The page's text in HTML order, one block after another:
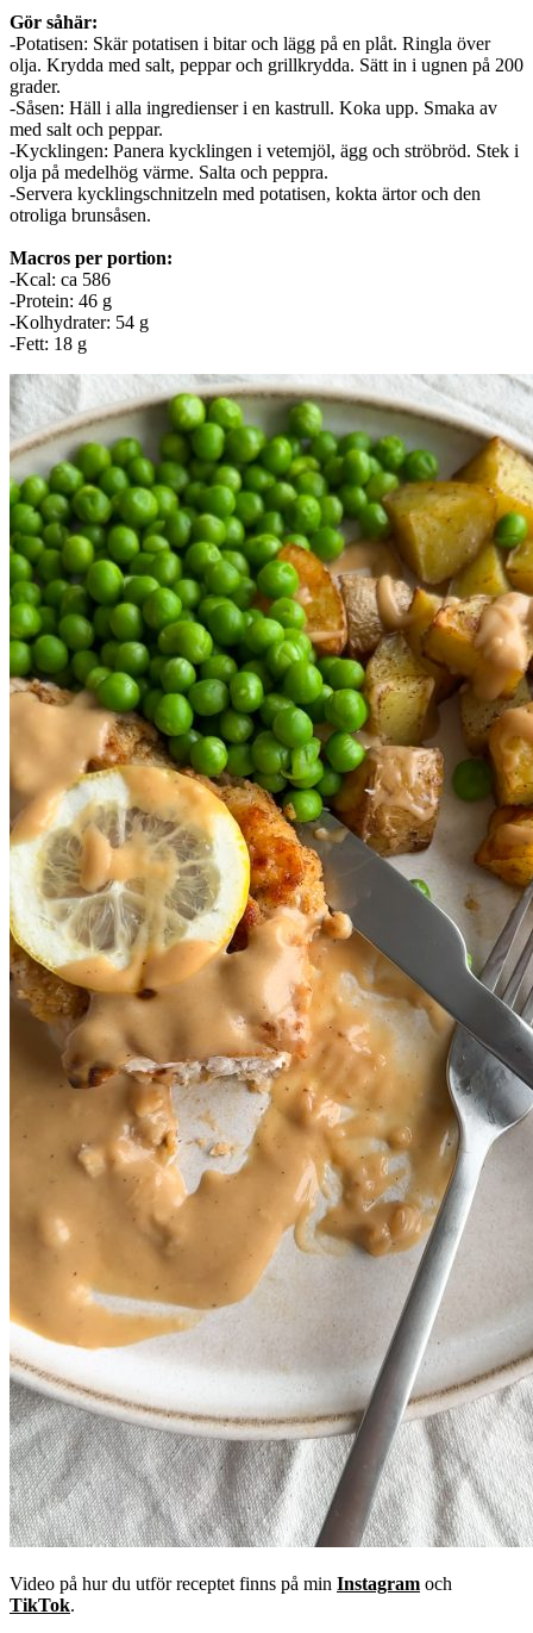
Gör såhär:
-Potatisen: Skär potatisen i bitar och lägg på en plåt. Ringla över
olja. Krydda med salt, peppar och grillkrydda. Sätt in i ugnen på 200
grader.
-Såsen: Häll i alla ingredienser i en kastrull. Koka upp. Smaka av
med salt och peppar.
-Kycklingen: Panera kycklingen i vetemjöl, ägg och ströbröd. Stek i
olja på medelhög värme. Salta och peppra.
-Servera kycklingschnitzeln med potatisen, kokta ärtor och den
otroliga brunsåsen.
Macros per portion:
-Kcal: ca 586
-Protein: 46 g
-Kolhydrater: 54 g
-Fett: 18 g
Video på hur du utför receptet finns på min Instagram och
TikTok.